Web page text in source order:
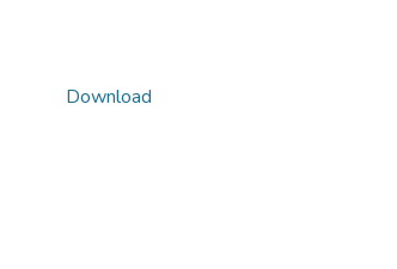
Download